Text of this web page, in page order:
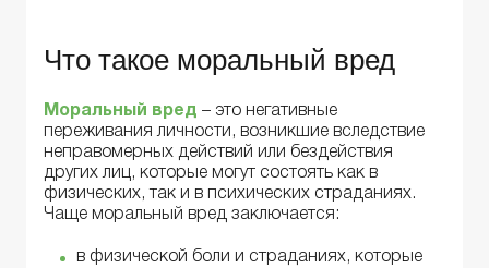
Что такое моральный вред
Моральный вред – это негативные
переживания личности, возникшие вследствие
неправомерных действий или бездействия
других лиц, которые могут состоять как в
физических, так и в психических страданиях.
Чаще моральный вред заключается:
в физической боли и страданиях, которые